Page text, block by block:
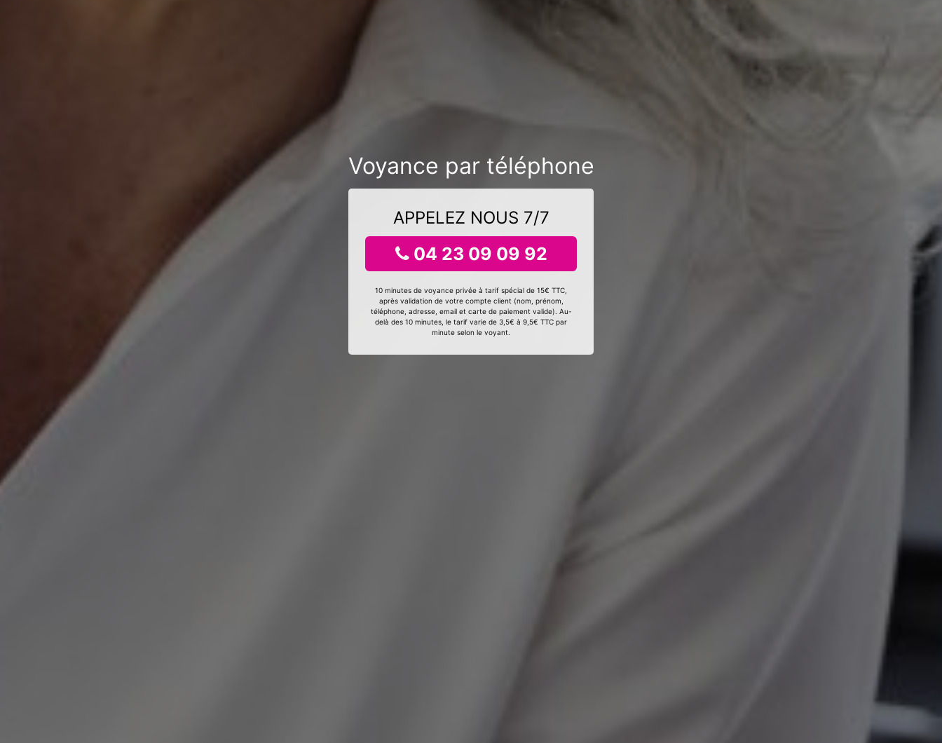
Voyance par téléphone
APPELEZ NOUS 7/7
04 23 09 09 92
10 minutes de voyance privée à tarif spécial de 15€ TTC,
après validation de votre compte client (nom, prénom,
téléphone, adresse, email et carte de paiement valide). Au-
delà des 10 minutes, le tarif varie de 3,5€ à 9,5€ TTC par
minute selon le voyant.